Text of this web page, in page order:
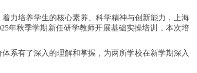
力培养学生的核心素养、科学精神与创新能力，上海
年秋季学期新任研学教师开展基础实操培训，本次培
系有了深入的理解和掌握，为两所学校在新学期深入